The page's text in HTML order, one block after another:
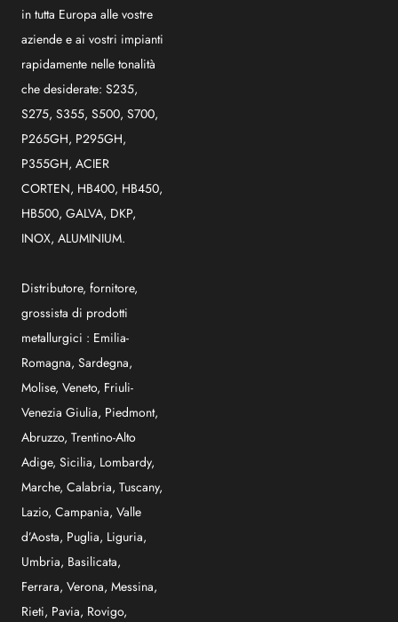
in tutta Europa alle vostre
aziende e ai vostri impianti
rapidamente nelle tonalità
che desiderate: S235,
S275, S355, S500, S700,
P265GH, P295GH,
P355GH, ACIER
CORTEN, HB400, HB450,
HB500, GALVA, DKP,
INOX, ALUMINIUM.
Distributore, fornitore,
grossista di prodotti
metallurgici : Emilia-
Romagna, Sardegna,
Molise, Veneto, Friuli-
Venezia Giulia, Piedmont,
Abruzzo, Trentino-Alto
Adige, Sicilia, Lombardy,
Marche, Calabria, Tuscany,
Lazio, Campania, Valle
d’Aosta, Puglia, Liguria,
Umbria, Basilicata,
Ferrara, Verona, Messina,
Rieti, Pavia, Rovigo,